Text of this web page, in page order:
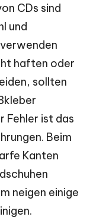
CDs sind
und
haften oder
sollten
Fehler ist das
Beim
Kanten
neigen einige